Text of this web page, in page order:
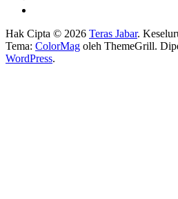
Hak Cipta © 2026 Teras Jabar.
Tema: ColorMag oleh ThemeGrill.
WordPress.